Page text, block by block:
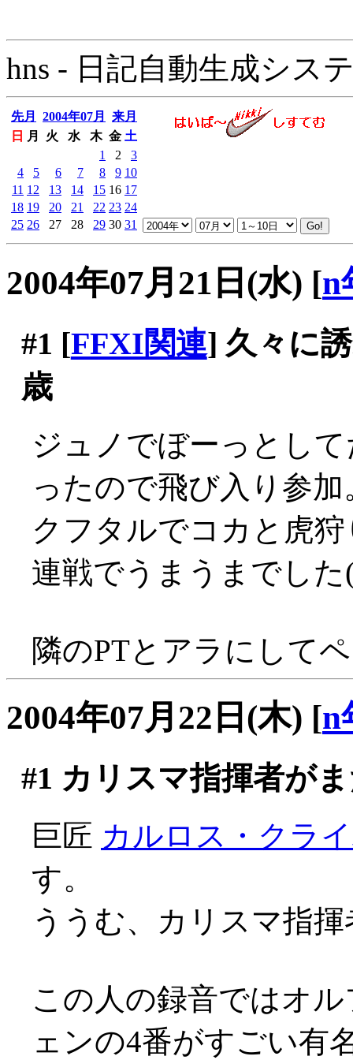
hns - 日記自動生成シス
先月 2004年07月
来月
日
月 火 水 木 金 土
1
2
3
4
5 6 7 8 9 10
11 12 13 14 15 16 17
18 19 20 21 22 23 24
25 26 27 28 29 30 31
2004年07月21日(水) [n
#1 [FFXI関連] 久々に
歳
ジュノでぼーっとし
ったので飛び入り参加
クフタルでコカと虎
連戦でうまうまでし
隣のPTとアラにして
2004年07月22日(木) [n
#1 カリスマ指揮者が
巨匠 カルロス・クラ
す。
ううむ、カリスマ指
この人の録音ではオ
ェンの4番がすごい有